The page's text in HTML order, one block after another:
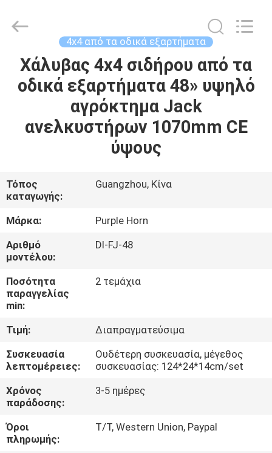
ΣΠΊΤΙ
ΠΡΟΪΌΝΤΑ
ΠΕΡΊΠΟΥ
ΕΜΕΊΣ
ΓΎΡΟΣ
ΕΡΓΟΣΤΑΣΊΩΝ
ΠΟΙΟΤΙΚΌΣ
ΈΛΕΓΧΟΣ
ΜΑΣ
ΣΕ
ΕΠΑΦΉ
ΜΕ
Commerce
Reserved.
4x4 από τα οδικά εξαρτήματα
Χάλυβας 4x4 σιδήρου από τα
οδικά εξαρτήματα 48» υψηλό
αγρόκτημα Jack
ανελκυστήρων 1070mm CE
ύψους
Τόπος
καταγωγής:
Guangzhou, Κίνα
Μάρκα:
Purple Horn
Αριθμό
μοντέλου:
Dl-FJ-48
Ποσότητα
παραγγελίας
min:
2 τεμάχια
Τιμή:
Διαπραγματεύσιμα
Συσκευασία
λεπτομέρειες:
Ουδέτερη συσκευασία, μέγεθος
συσκευασίας: 124*24*14cm/set
Χρόνος
παράδοσης:
3-5 ημέρες
Όροι
πληρωμής:
T/T, Western Union, Paypal